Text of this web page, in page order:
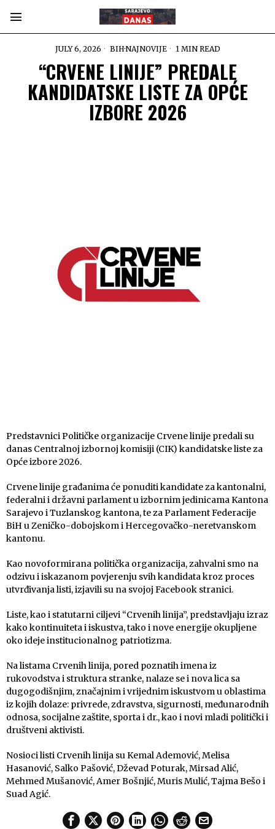
JULY 6, 2026 BIH·NAJNOVIJE 1 MIN READ
“CRVENE LINIJE” PREDALE
KANDIDATSKE LISTE ZA OPĆE
IZBORE 2026
Predstavnici Političke organizacije Crvene linije predali su
danas Centralnoj izbornoj komisiji (CIK) kandidatske liste za
Opće izbore 2026.
Crvene linije građanima će ponuditi kandidate za kantonalni,
federalni i državni parlament u izbornim jedinicama Kantona
Sarajevo i Tuzlanskog kantona, te za Parlament Federacije
BiH u Zeničko-dobojskom i Hercegovačko-neretvanskom
kantonu.
Kao novoformirana politička organizacija, zahvalni smo na
odzivu i iskazanom povjerenju svih kandidata kroz proces
utvrđivanja listi, izjavili su na svojoj Facebook stranici.
Liste, kao i statutarni ciljevi “Crvenih linija”, predstavljaju izraz
kako kontinuiteta i iskustva, tako i nove energije okupljene
oko ideje institucionalnog patriotizma.
Na listama Crvenih linija, pored poznatih imena iz
rukovodstva i struktura stranke, nalaze se i nova lica sa
dugogodišnjim, značajnim i vrijednim iskustvom u oblastima
iz kojih dolaze: privrede, zdravstva, sigurnosti, međunarodnih
odnosa, socijalne zaštite, sporta i dr., kao i novi mladi politički i
društveni aktivisti.
Nosioci listi Crvenih linija su Kemal Ademović, Melisa
Hasanović, Salko Pašović, Dževad Poturak, Mirsad Alić,
Mehmed Mušanović, Amer Bošnjić, Muris Mulić, Tajma Bešo i
Suad Agić.